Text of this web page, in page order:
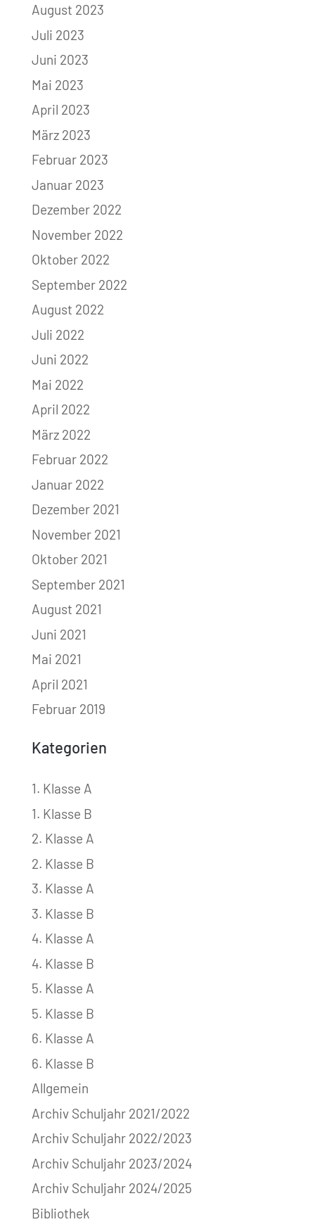
August 2023
Juli 2023
Juni 2023
Mai 2023
April 2023
März 2023
Februar 2023
Januar 2023
Dezember 2022
November 2022
Oktober 2022
September 2022
August 2022
Juli 2022
Juni 2022
Mai 2022
April 2022
März 2022
Februar 2022
Januar 2022
Dezember 2021
November 2021
Oktober 2021
September 2021
August 2021
Juni 2021
Mai 2021
April 2021
Februar 2019
Kategorien
1. Klasse A
1. Klasse B
2. Klasse A
2. Klasse B
3. Klasse A
3. Klasse B
4. Klasse A
4. Klasse B
5. Klasse A
5. Klasse B
6. Klasse A
6. Klasse B
Allgemein
Archiv Schuljahr 2021/2022
Archiv Schuljahr 2022/2023
Archiv Schuljahr 2023/2024
Archiv Schuljahr 2024/2025
Bibliothek